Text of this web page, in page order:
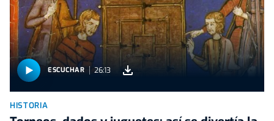
ESCUCHAR 26:13
HISTORIA